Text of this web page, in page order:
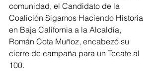
comunidad, el Candidato de la
Coalición Sigamos Haciendo Historia
en Baja California a la Alcaldía,
Román Cota Muñoz, encabezó su
cierre de campaña para un Tecate al
100.